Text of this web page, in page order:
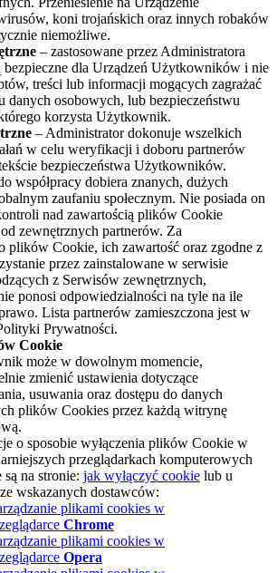
koni trojańskich oraz innych robaków
niemożliwe.
– zastosowane przez Administratora
dla Urządzeń Użytkowników i nie
treści lub informacji mogących zagrażać
danych osobowych, lub bezpieczeństwu
korzysta Użytkownik.
– Administrator dokonuje wszelkich
w celu weryfikacji i doboru partnerów
bezpieczeństwa Użytkowników.
współpracy dobiera znanych, dużych
zaufaniu społecznym. Nie posiada on
nad zawartością plików Cookie
zewnętrznych partnerów. Za
plików Cookie, ich zawartość oraz zgodne z
przez zainstalowane w serwisie
z Serwisów zewnętrznych,
ponosi odpowiedzialności na tyle na ile
Lista partnerów zamieszczona jest w
Prywatności.
Cookie
może w dowolnym momencie,
zmienić ustawienia dotyczące
usuwania oraz dostępu do danych
plików Cookies przez każdą witrynę
o sposobie wyłączenia plików Cookie w
przeglądarkach komputerowych
są na stronie: jak wyłączyć cookie lub u
wskazanych dostawców:
plikami cookies w
Chrome
plikami cookies w
Opera